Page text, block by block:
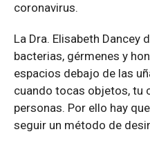
coronavirus.
La Dra. Elisabeth Dancey
bacterias, gérmenes y
espacios debajo de las
cuando tocas objetos, tu
personas. Por ello hay
seguir un método de